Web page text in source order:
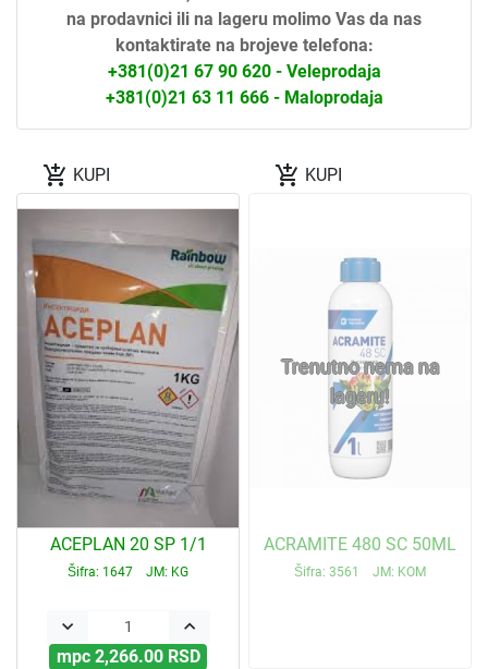
na prodavnici ili na lageru molimo Vas da nas
kontaktirate na brojeve telefona:
+381(0)21 67 90 620 - Veleprodaja
+381(0)21 63 11 666 - Maloprodaja
add_shopping_cart KUPI
ACEPLAN 20 SP 1/1
Šifra: 1647 JM: KG
keyboard_arrow_down keyboard_arrow_up
mpc 2,266.00 RSD
add_shopping_cart KUPI
Trenutno nema na
lageru!
ACRAMITE 480 SC 50ML
Šifra: 3561 JM: KOM